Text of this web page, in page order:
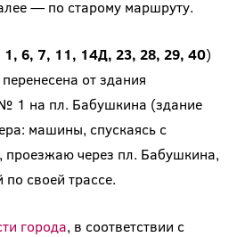
— по старому маршруту.
6, 7, 11, 14Д, 23, 28, 29, 40)
от здания
1 на пл. Бабушкина (здание
машины, спускаясь с
проезжаю через пл. Бабушкина,
своей трассе.
города, в соответствии с